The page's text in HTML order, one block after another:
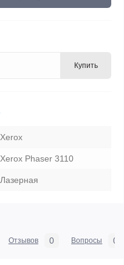
Купить
Xerox
Xerox Phaser 3110
Лазерная
Отзывов 0 Вопросы 0